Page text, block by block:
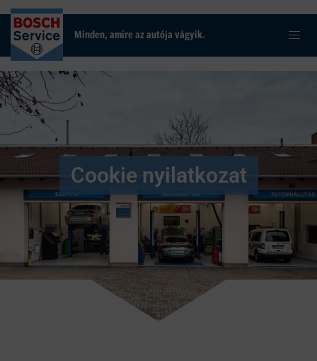
Minden, amire az autója vágyik.
Cookie nyilatkozat